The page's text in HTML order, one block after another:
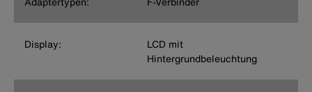
Display:
LCD mit
Hintergrundbeleuchtung